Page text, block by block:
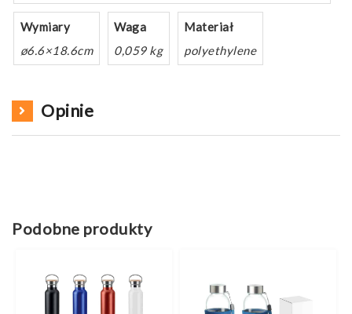
Wymiary
ø6.6×18.6cm
Waga
0,059 kg
Materiał
polyethylene
Opinie
Podobne produkty